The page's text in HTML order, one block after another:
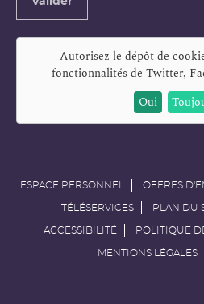
Autorisez le dépôt de
fonctionnalités de Twitter,
Oui
ESPACE PERSONNEL OFFRES
TÉLÉSERVICES PLAN DU
ACCESSIBILITÉ POLITIQUE
MENTIONS LÉGALES